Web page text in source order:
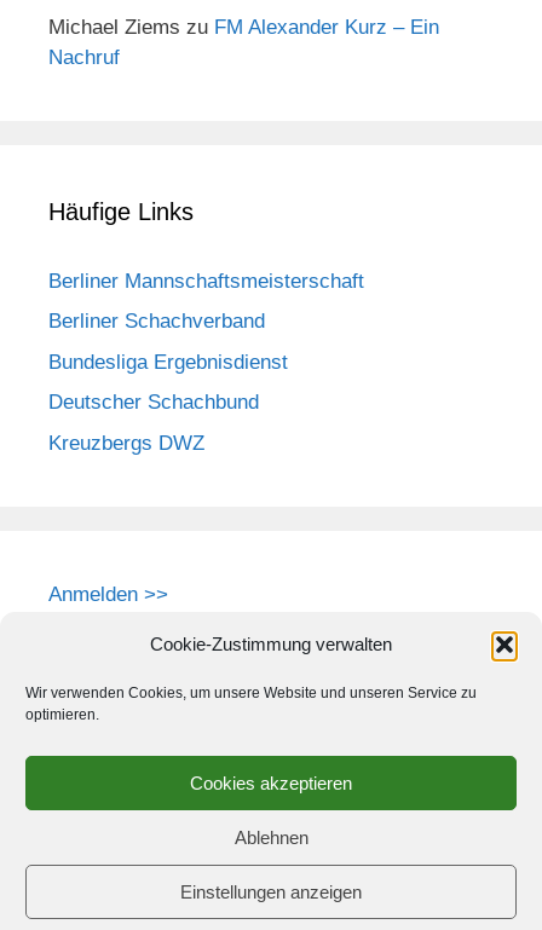
Cookie-Zustimmung verwalten
Wir verwenden Cookies, um unsere Website und unseren Service zu
optimieren.
Cookies akzeptieren
Ablehnen
Einstellungen anzeigen
Michael Ziems zu FM Alexander Kurz – Ein
Nachruf
Häufige Links
Berliner Mannschaftsmeisterschaft
Berliner Schachverband
Bundesliga Ergebnisdienst
Deutscher Schachbund
Kreuzbergs DWZ
Anmelden >>
© 2026 Schach-Club Kreuzberg e.V. GeneratePress